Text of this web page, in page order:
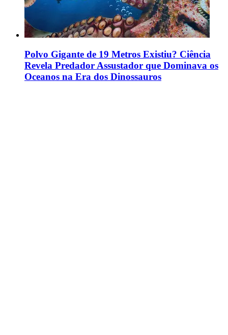
Polvo Gigante de 19 Metros Existiu? Ciência
Revela Predador Assustador que Dominava os
Oceanos na Era dos Dinossauros